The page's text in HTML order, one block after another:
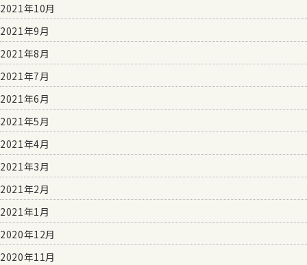
2021年10月
2021年9月
2021年8月
2021年7月
2021年6月
2021年5月
2021年4月
2021年3月
2021年2月
2021年1月
2020年12月
2020年11月